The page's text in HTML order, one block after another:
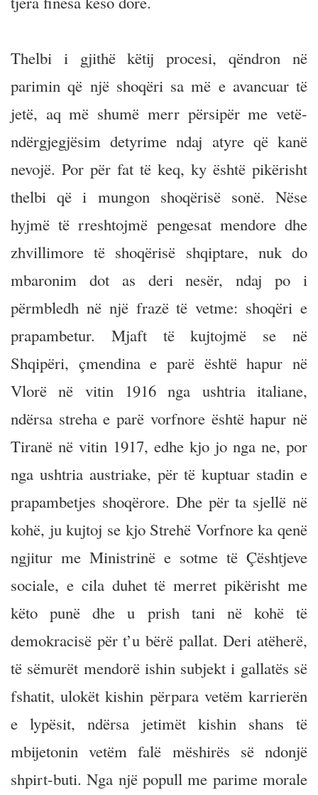
Thelbi i gjithë këtij procesi, qëndron në
parimin që një shoqëri sa më e avancuar të
jetë, aq më shumë merr përsipër me vetë-
ndërgjegjësim detyrime ndaj atyre që kanë
nevojë. Por për fat të keq, ky është pikërisht
thelbi që i mungon shoqërisë sonë. Nëse
hyjmë të rreshtojmë pengesat mendore dhe
zhvillimore të shoqërisë shqiptare, nuk do
mbaronim dot as deri nesër, ndaj po i
përmbledh në një frazë të vetme: shoqëri e
prapambetur. Mjaft të kujtojmë se në
Shqipëri, çmendina e parë është hapur në
Vlorë në vitin 1916 nga ushtria italiane,
ndërsa streha e parë vorfnore është hapur në
Tiranë në vitin 1917, edhe kjo jo nga ne, por
nga ushtria austriake, për të kuptuar stadin e
prapambetjes shoqërore. Dhe për ta sjellë në
kohë, ju kujtoj se kjo Strehë Vorfnore ka qenë
ngjitur me Ministrinë e sotme të Çështjeve
sociale, e cila duhet të merret pikërisht me
këto punë dhe u prish tani në kohë të
demokracisë për t’u bërë pallat. Deri atëherë,
të sëmurët mendorë ishin subjekt i gallatës së
fshatit, ulokët kishin përpara vetëm karrierën
e lypësit, ndërsa jetimët kishin shans të
mbijetonin vetëm falë mëshirës së ndonjë
shpirt-buti. Nga një popull me parime morale